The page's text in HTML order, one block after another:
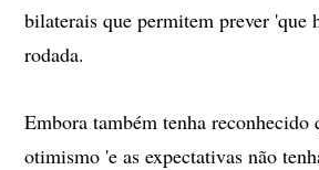
bilaterais que permitem prever 'que
rodada.
Embora também tenha reconhecido
otimismo 'e as expectativas não